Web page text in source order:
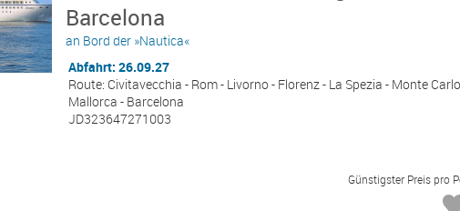
Barcelona
an Bord der »Nautica«
Abfahrt: 26.09.27
Route: Civitavecchia - Rom - Livorno - Florenz - La Spezia - Monte
Mallorca - Barcelona
JD323647271003
Günstigster Preis pro